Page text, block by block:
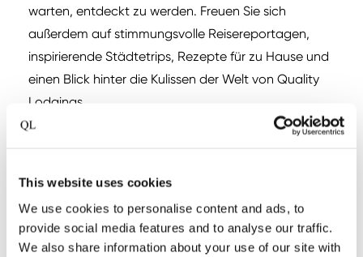
This website uses cookies
We use cookies to personalise content and ads, to
provide social media features and to analyse our traffic.
We also share information about your use of our site with
warten, entdeckt zu werden. Freuen Sie sich
außerdem auf stimmungsvolle Reisereportagen,
inspirierende Städtetrips, Rezepte für zu Hause und
einen Blick hinter die Kulissen der Welt von Quality
Lodgings.
Als QLUB Member erhalten Sie Ihr Exemplar zum
Vorteilspreis. Noch kein QLUB Member?Melden Sie